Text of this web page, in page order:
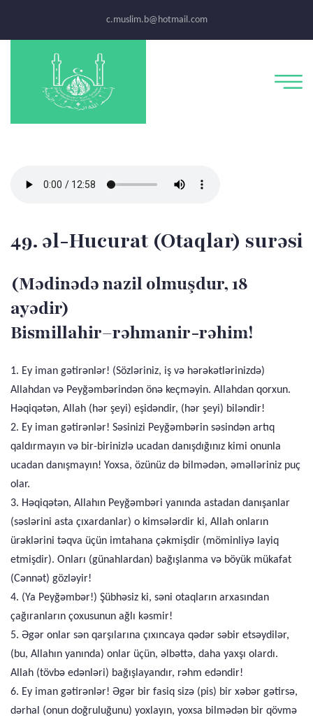
c.muslim.b@hotmail.com
49. əl-Hucurat (Otaqlar) surəsi
(Mədinədə nazil olmuşdur, 18
ayədir)
Bismillahir–rəhmanir-rəhim!
1. Ey iman gətirənlər! (Sözləriniz, iş və hərəkətlərinizdə)
Allahdan və Peyğəmbərindən önə keçməyin. Allahdan qorxun.
Həqiqətən, Allah (hər şeyi) eşidəndir, (hər şeyi) biləndir!
2. Ey iman gətirənlər! Səsinizi Peyğəmbərin səsindən artıq
qaldırmayın və bir-birinizlə ucadan danışdığınız kimi onunla
ucadan danışmayın! Yoxsa, özünüz də bilmədən, əməlləriniz puç
olar.
3. Həqiqətən, Allahın Peyğəmbəri yanında astadan danışanlar
(səslərini asta çıxardanlar) o kimsələrdir ki, Allah onların
ürəklərini təqva üçün imtahana çəkmişdir (möminliyə layiq
etmişdir). Onları (günahlardan) bağışlanma və böyük mükafat
(Cənnət) gözləyir!
4. (Ya Peyğəmbər!) Şübhəsiz ki, səni otaqların arxasından
çağıranların çoxusunun ağlı kəsmir!
5. Əgər onlar sən qarşılarına çıxıncaya qədər səbir etsəydilər,
(bu, Allahın yanında) onlar üçün, əlbəttə, daha yaxşı olardı.
Allah (tövbə edənləri) bağışlayandır, rəhm edəndir!
6. Ey iman gətirənlər! Əgər bir fasiq sizə (pis) bir xəbər gətirsə,
dərhal (onun doğruluğunu) yoxlayın, yoxsa bilmədən bir qövmə